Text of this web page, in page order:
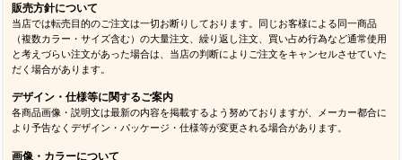
販売方針について
当店では転売目的のご注文は一切お断りしております。同じお客様による同一商品
（複数カラー・サイズ含む）の大量注文、繰り返し注文、買い占め行為など通常使用
と考えづらい注文があった場合は、当店の判断によりご注文をキャンセルさせていた
だく場合があります。
デザイン・仕様等に関するご案内
各商品画像・説明文は最新の内容を掲載するよう努めておりますが、メーカー都合に
より予告なくデザイン・パッケージ・仕様等が変更される場合があります。
画像・カラーについて